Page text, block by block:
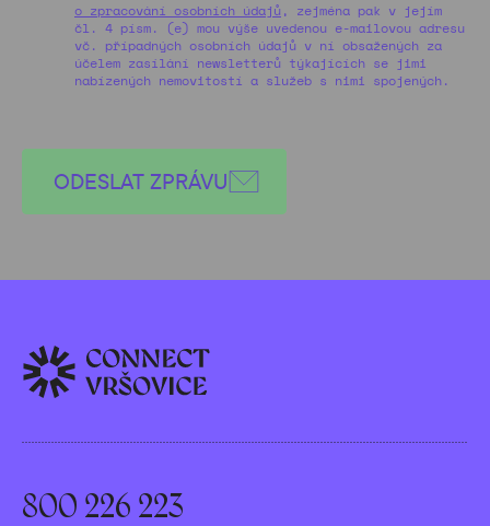
o zpracování osobních údajů , zejména pak v jejím
čl. 4 písm. (e) mou výše uvedenou e-mailovou adresu
vč. případných osobních údajů v ní obsažených za
účelem zasílání newsletterů týkajících se jimi
nabízených nemovitostí a služeb s nimi spojených.
ODESLAT ZPRÁVU
800 226 223